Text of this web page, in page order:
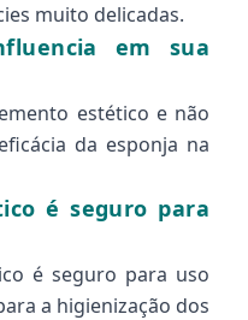
muito delicadas.
em sua
estético e não
da esponja na
é seguro para
é seguro para uso
a higienização dos